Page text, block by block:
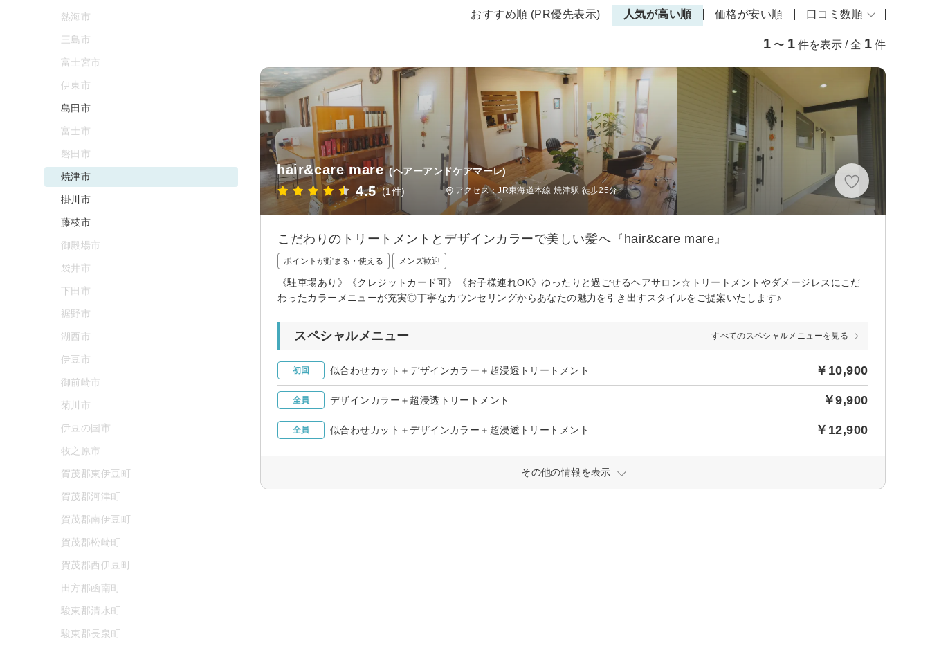
おすすめ順 (PR優先表示) 人気が高い順 価格が安い順 口コミ数順
1 〜 1 件を表示 / 全 1 件
hair&care mare (ヘアーアンドケアマーレ)
4.5 (1件) アクセス：JR東海道本線 焼津駅 徒歩25分
こだわりのトリートメントとデザインカラーで美しい髪へ『hair&care mare』
ポイントが貯まる・使える メンズ歓迎
《駐車場あり》《クレジットカード可》《お子様連れOK》ゆったりと過ごせるヘアサロン☆トリートメントやダメージレスにこだ
わったカラーメニューが充実◎丁寧なカウンセリングからあなたの魅力を引き出すスタイルをご提案いたします♪
スペシャルメニュー すべてのスペシャルメニューを見る
初回 似合わせカット＋デザインカラー＋超浸透トリートメント ￥10,900
全員 デザインカラー＋超浸透トリートメント ￥9,900
全員 似合わせカット＋デザインカラー＋超浸透トリートメント ￥12,900
その他の情報を表示
熱海市
三島市
富士宮市
伊東市
島田市
富士市
磐田市
焼津市
掛川市
藤枝市
御殿場市
袋井市
下田市
裾野市
湖西市
伊豆市
御前崎市
菊川市
伊豆の国市
牧之原市
賀茂郡東伊豆町
賀茂郡河津町
賀茂郡南伊豆町
賀茂郡松崎町
賀茂郡西伊豆町
田方郡函南町
駿東郡清水町
駿東郡長泉町